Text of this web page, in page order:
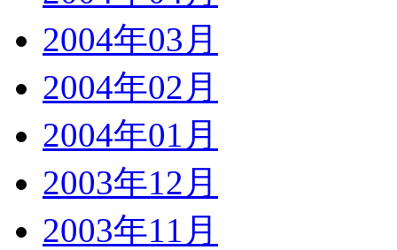
2004年03月
2004年02月
2004年01月
2003年12月
2003年11月